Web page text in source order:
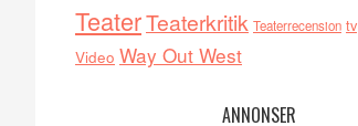
TeaterTeaterkritik Teaterrecension tv
Video Way Out West
ANNONSER